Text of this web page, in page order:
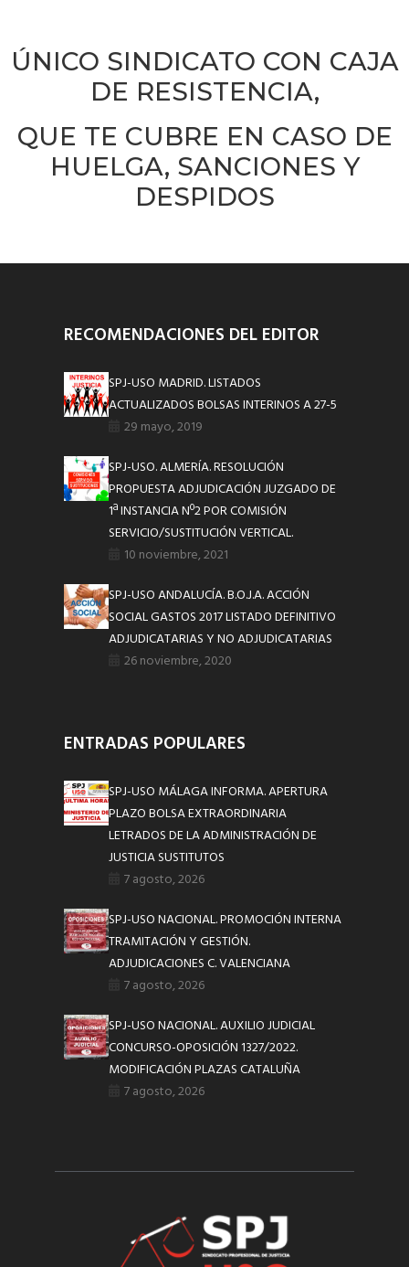
ÚNICO SINDICATO CON CAJA
DE RESISTENCIA,
QUE TE CUBRE EN CASO DE
HUELGA, SANCIONES Y
DESPIDOS
RECOMENDACIONES DEL EDITOR
SPJ-USO MADRID. LISTADOS
ACTUALIZADOS BOLSAS INTERINOS A 27-5
29 mayo, 2019
SPJ-USO. ALMERÍA. RESOLUCIÓN
PROPUESTA ADJUDICACIÓN JUZGADO DE
1ª INSTANCIA Nº2 POR COMISIÓN
SERVICIO/SUSTITUCIÓN VERTICAL.
10 noviembre, 2021
SPJ-USO ANDALUCÍA. B.O.J.A. ACCIÓN
SOCIAL GASTOS 2017 LISTADO DEFINITIVO
ADJUDICATARIAS Y NO ADJUDICATARIAS
26 noviembre, 2020
ENTRADAS POPULARES
SPJ-USO MÁLAGA INFORMA. APERTURA
PLAZO BOLSA EXTRAORDINARIA
LETRADOS DE LA ADMINISTRACIÓN DE
JUSTICIA SUSTITUTOS
7 agosto, 2026
SPJ-USO NACIONAL. PROMOCIÓN INTERNA
TRAMITACIÓN Y GESTIÓN.
ADJUDICACIONES C. VALENCIANA
7 agosto, 2026
SPJ-USO NACIONAL. AUXILIO JUDICIAL
CONCURSO-OPOSICIÓN 1327/2022.
MODIFICACIÓN PLAZAS CATALUÑA
7 agosto, 2026